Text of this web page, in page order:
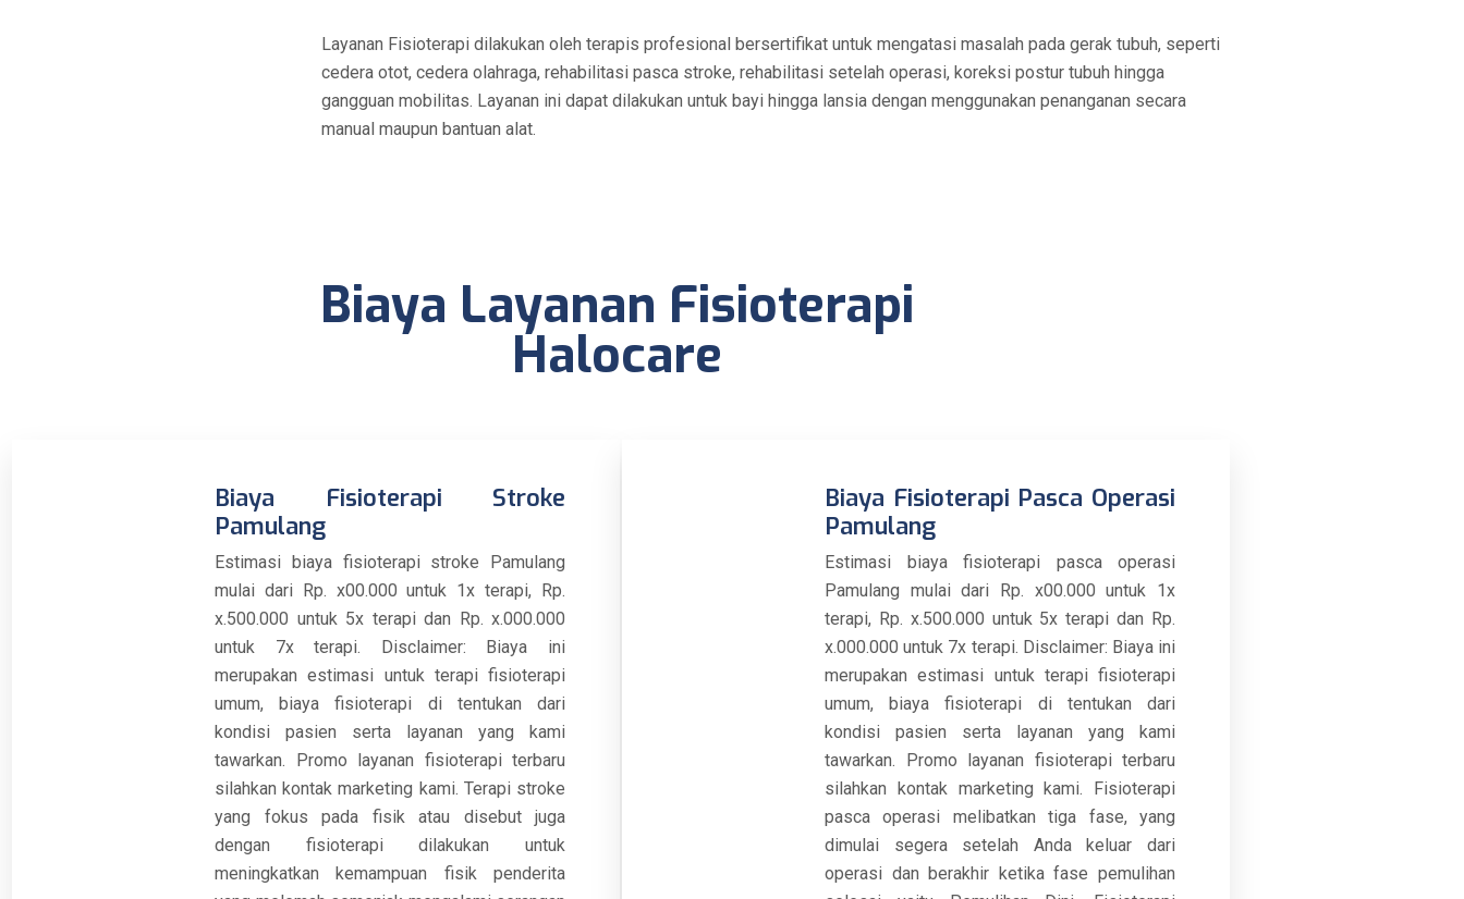
Layanan Fisioterapi dilakukan oleh terapis profesional bersertifikat untuk mengatasi masalah pada gerak tubuh, seperti
cedera otot, cedera olahraga, rehabilitasi pasca stroke, rehabilitasi setelah operasi, koreksi postur tubuh hingga
gangguan mobilitas. Layanan ini dapat dilakukan untuk bayi hingga lansia dengan menggunakan penanganan secara
manual maupun bantuan alat.
Biaya Layanan Fisioterapi
Halocare
Biaya Fisioterapi Stroke
Pamulang
Estimasi biaya fisioterapi stroke Pamulang
mulai dari Rp. x00.000 untuk 1x terapi, Rp.
x.500.000 untuk 5x terapi dan Rp. x.000.000
untuk 7x terapi. Disclaimer: Biaya ini
merupakan estimasi untuk terapi fisioterapi
umum, biaya fisioterapi di tentukan dari
kondisi pasien serta layanan yang kami
tawarkan. Promo layanan fisioterapi terbaru
silahkan kontak marketing kami. Terapi stroke
yang fokus pada fisik atau disebut juga
dengan fisioterapi dilakukan untuk
meningkatkan kemampuan fisik penderita
Biaya Fisioterapi Pasca Operasi
Pamulang
Estimasi biaya fisioterapi pasca operasi
Pamulang mulai dari Rp. x00.000 untuk 1x
terapi, Rp. x.500.000 untuk 5x terapi dan Rp.
x.000.000 untuk 7x terapi. Disclaimer: Biaya ini
merupakan estimasi untuk terapi fisioterapi
umum, biaya fisioterapi di tentukan dari
kondisi pasien serta layanan yang kami
tawarkan. Promo layanan fisioterapi terbaru
silahkan kontak marketing kami. Fisioterapi
pasca operasi melibatkan tiga fase, yang
dimulai segera setelah Anda keluar dari
operasi dan berakhir ketika fase pemulihan